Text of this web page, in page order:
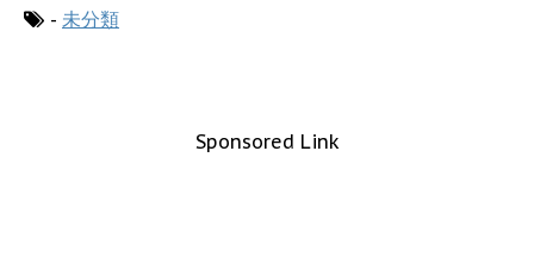
- 未分類
Sponsored Link